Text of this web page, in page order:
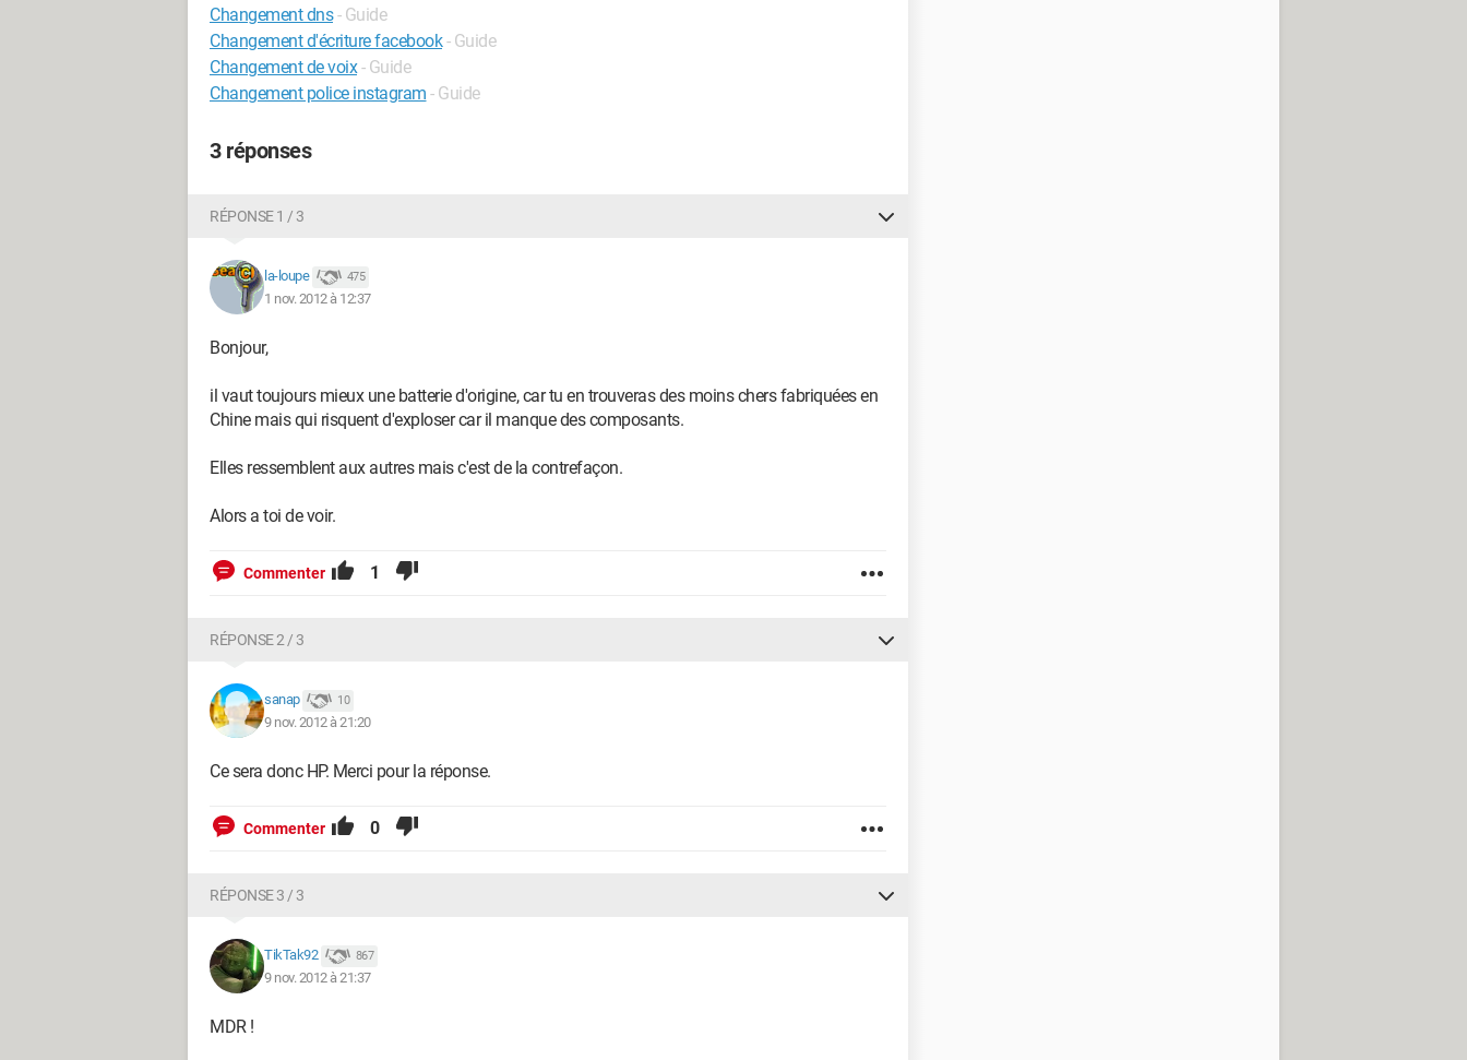
Changement dns - Guide
Changement d'écriture facebook - Guide
Changement de voix - Guide
Changement police instagram - Guide
3 réponses
RÉPONSE 1 / 3
la-loupe 475
1 nov. 2012 à 12:37
Bonjour,
il vaut toujours mieux une batterie d'origine, car tu en trouveras des moins chers fabriquées en
Chine mais qui risquent d'exploser car il manque des composants.
Elles ressemblent aux autres mais c'est de la contrefaçon.
Alors a toi de voir.
Commenter 1
RÉPONSE 2 / 3
sanap 10
9 nov. 2012 à 21:20
Ce sera donc HP. Merci pour la réponse.
Commenter 0
RÉPONSE 3 / 3
TikTak92 867
9 nov. 2012 à 21:37
MDR !